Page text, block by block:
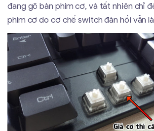
đang gõ bàn phím cơ, và tất nhiên chỉ
phím cơ do cơ chế switch đàn hồi vẫn